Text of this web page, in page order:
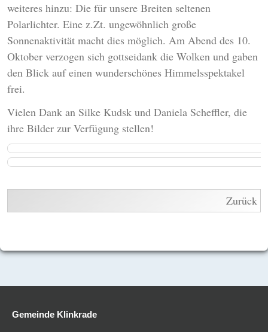
weiteres hinzu: Die für unsere Breiten seltenen
Polarlichter. Eine z.Zt. ungewöhnlich große
Sonnenaktivität macht dies möglich. Am Abend des 10.
Oktober verzogen sich gottseidank die Wolken und gaben
den Blick auf einen wunderschönes Himmelsspektakel
frei.
Vielen Dank an Silke Kudsk und Daniela Scheffler, die
ihre Bilder zur Verfügung stellen!
Zurück
Gemeinde Klinkrade